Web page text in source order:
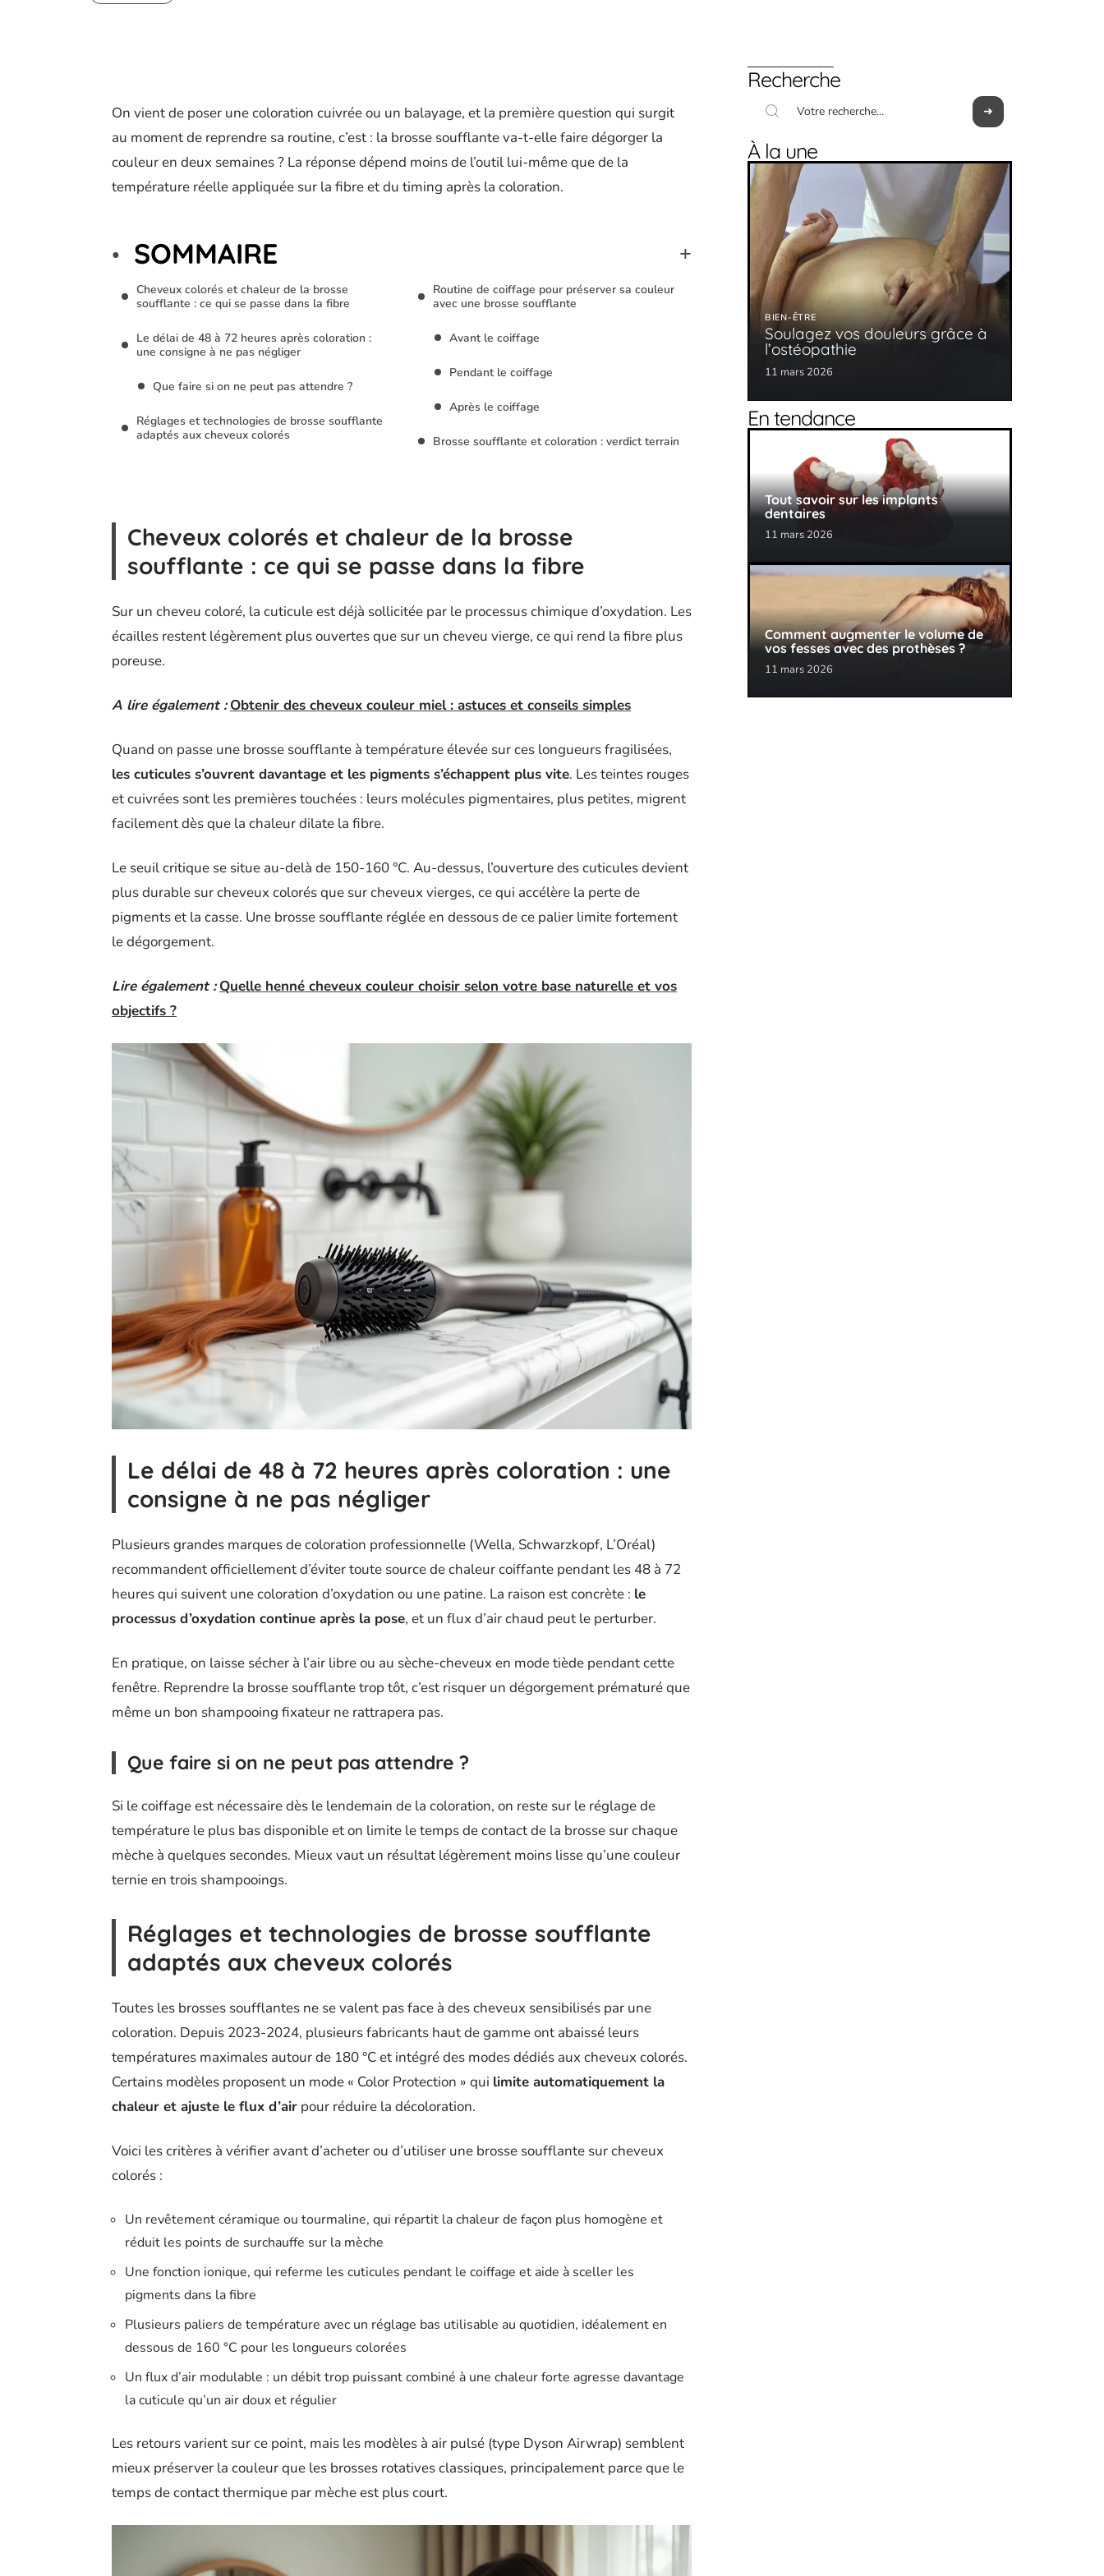
On vient de poser une coloration cuivrée ou un balayage, et la première question qui surgit
au moment de reprendre sa routine, c’est : la brosse soufflante va-t-elle faire dégorger la
couleur en deux semaines ? La réponse dépend moins de l’outil lui-même que de la
température réelle appliquée sur la fibre et du timing après la coloration.
SOMMAIRE
Cheveux colorés et chaleur de la brosse
soufflante : ce qui se passe dans la fibre
Le délai de 48 à 72 heures après coloration :
une consigne à ne pas négliger
Que faire si on ne peut pas attendre ?
Réglages et technologies de brosse soufflante
adaptés aux cheveux colorés
Routine de coiffage pour préserver sa couleur
avec une brosse soufflante
Avant le coiffage
Pendant le coiffage
Après le coiffage
Brosse soufflante et coloration : verdict terrain
Cheveux colorés et chaleur de la brosse
soufflante : ce qui se passe dans la fibre
Sur un cheveu coloré, la cuticule est déjà sollicitée par le processus chimique d’oxydation. Les
écailles restent légèrement plus ouvertes que sur un cheveu vierge, ce qui rend la fibre plus
poreuse.
A lire également : Obtenir des cheveux couleur miel : astuces et conseils simples
Quand on passe une brosse soufflante à température élevée sur ces longueurs fragilisées,
les cuticules s’ouvrent davantage et les pigments s’échappent plus vite. Les teintes rouges
et cuivrées sont les premières touchées : leurs molécules pigmentaires, plus petites, migrent
facilement dès que la chaleur dilate la fibre.
Le seuil critique se situe au-delà de 150-160 °C. Au-dessus, l’ouverture des cuticules devient
plus durable sur cheveux colorés que sur cheveux vierges, ce qui accélère la perte de
pigments et la casse. Une brosse soufflante réglée en dessous de ce palier limite fortement
le dégorgement.
Lire également : Quelle henné cheveux couleur choisir selon votre base naturelle et vos
objectifs ?
Le délai de 48 à 72 heures après coloration : une
consigne à ne pas négliger
Plusieurs grandes marques de coloration professionnelle (Wella, Schwarzkopf, L’Oréal)
recommandent officiellement d’éviter toute source de chaleur coiffante pendant les 48 à 72
heures qui suivent une coloration d’oxydation ou une patine. La raison est concrète : le
processus d’oxydation continue après la pose, et un flux d’air chaud peut le perturber.
En pratique, on laisse sécher à l’air libre ou au sèche-cheveux en mode tiède pendant cette
fenêtre. Reprendre la brosse soufflante trop tôt, c’est risquer un dégorgement prématuré que
même un bon shampooing fixateur ne rattrapera pas.
Que faire si on ne peut pas attendre ?
Si le coiffage est nécessaire dès le lendemain de la coloration, on reste sur le réglage de
température le plus bas disponible et on limite le temps de contact de la brosse sur chaque
mèche à quelques secondes. Mieux vaut un résultat légèrement moins lisse qu’une couleur
ternie en trois shampooings.
Réglages et technologies de brosse soufflante
adaptés aux cheveux colorés
Toutes les brosses soufflantes ne se valent pas face à des cheveux sensibilisés par une
coloration. Depuis 2023-2024, plusieurs fabricants haut de gamme ont abaissé leurs
températures maximales autour de 180 °C et intégré des modes dédiés aux cheveux colorés.
Certains modèles proposent un mode « Color Protection » qui limite automatiquement la
chaleur et ajuste le flux d’air pour réduire la décoloration.
Voici les critères à vérifier avant d’acheter ou d’utiliser une brosse soufflante sur cheveux
colorés :
Un revêtement céramique ou tourmaline, qui répartit la chaleur de façon plus homogène et
réduit les points de surchauffe sur la mèche
Une fonction ionique, qui referme les cuticules pendant le coiffage et aide à sceller les
pigments dans la fibre
Plusieurs paliers de température avec un réglage bas utilisable au quotidien, idéalement en
dessous de 160 °C pour les longueurs colorées
Un flux d’air modulable : un débit trop puissant combiné à une chaleur forte agresse davantage
la cuticule qu’un air doux et régulier
Les retours varient sur ce point, mais les modèles à air pulsé (type Dyson Airwrap) semblent
mieux préserver la couleur que les brosses rotatives classiques, principalement parce que le
temps de contact thermique par mèche est plus court.
Recherche
À la une
BIEN-ÊTRE
Soulagez vos douleurs grâce à
l’ostéopathie
11 mars 2026
En tendance
Tout savoir sur les implants
dentaires
11 mars 2026
Comment augmenter le volume de
vos fesses avec des prothèses ?
11 mars 2026